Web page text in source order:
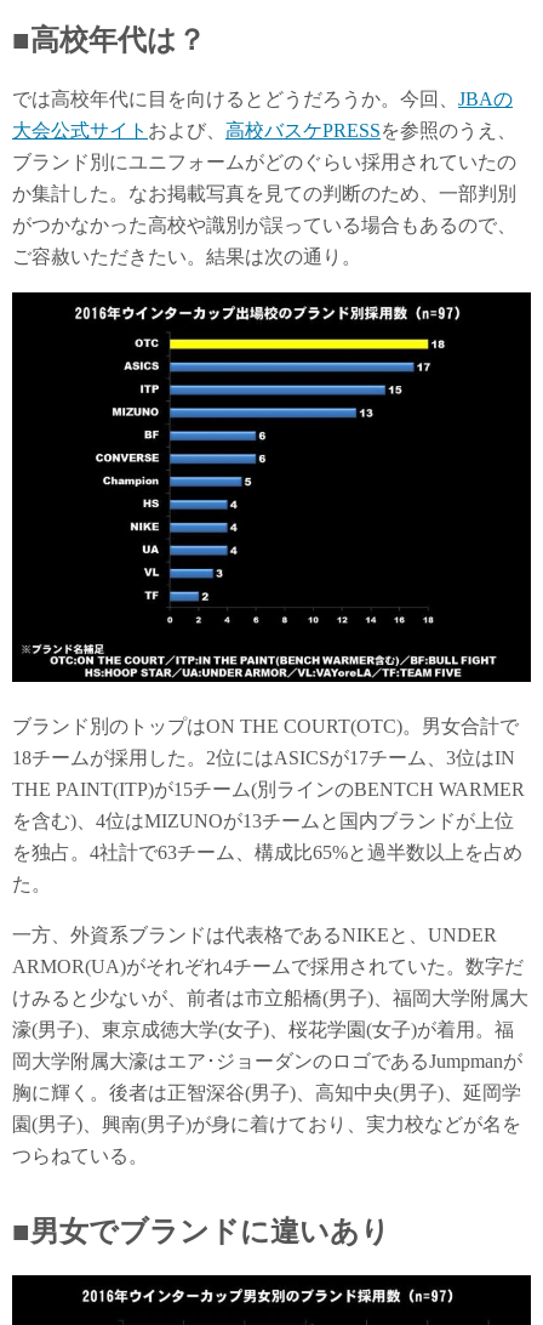
■高校年代は？
では高校年代に目を向けるとどうだろうか。今回、 JBAの
大会公式サイト および、 高校バスケPRESSを参照のうえ、
ブランド別にユニフォームがどのぐらい採用されていたの
か集計した。なお掲載写真を見ての判断のため、一部判別
がつかなかった高校や識別が誤っている場合もあるので、
ご容赦いただきたい。結果は次の通り。
ブランド別のトップはON THE COURT(OTC)。男女合計で
18チームが採用した。2位にはASICSが17チーム、3位はIN
THE PAINT(ITP)が15チーム(別ラインのBENTCH WARMER
を含む)、4位はMIZUNOが13チームと国内ブランドが上位
を独占。4社計で63チーム、構成比65%と過半数以上を占め
た。
一方、外資系ブランドは代表格であるNIKEと、UNDER
ARMOR(UA)がそれぞれ4チームで採用されていた。数字だ
けみると少ないが、前者は市立船橋(男子)、福岡大学附属大
濠(男子)、東京成徳大学(女子)、桜花学園(女子)が着用。福
岡大学附属大濠はエア･ジョーダンのロゴであるJumpmanが
胸に輝く。後者は正智深谷(男子)、高知中央(男子)、延岡学
園(男子)、興南(男子)が身に着けており、実力校などが名を
つらねている。
■男女でブランドに違いあり